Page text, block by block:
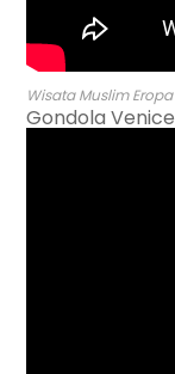
Wisata Muslim Eropa
Gondola